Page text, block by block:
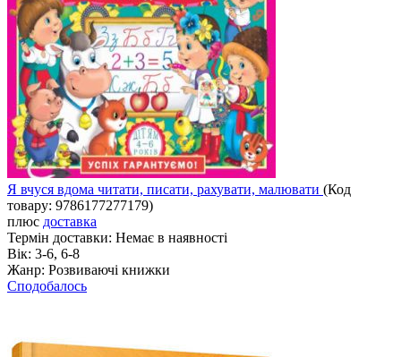
Я вчуся вдома читати, писати, рахувати, малювати (Код
товару: 9786177277179)
плюс доставка
Термін доставки: Немає в наявності
Вік: 3-6, 6-8
Жанр: Розвиваючі книжки
Сподобалось